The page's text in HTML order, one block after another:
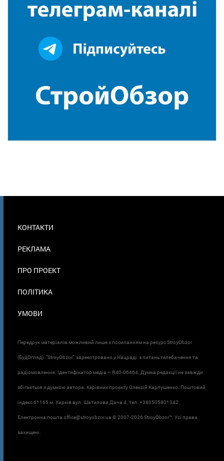
В
КОНТАКТИ
РЕКЛАМА
ПРО ПРОЕКТ
ПОЛІТИКА
УМОВИ
Передрук матеріалів можливий лише з посиланням на ресурс StroyObzor
(БудОгляд). "StroyObzor" зареєстровано у Нацраді з питань телебачення та
радіомовлення. Ідентифікатор медіа – R40-06464. Думка редакції не завжди
збігається з думкою автора. Керівник проєкту Олексій Карпушенко. Поштовий
індекс 61165 м. Харків вул. Шатилова Дача 4. тел. +380505801342.
Електронна пошта office@stroyobzor.ua © 2007-2026 StroyObzor™. Усі права
захищені.